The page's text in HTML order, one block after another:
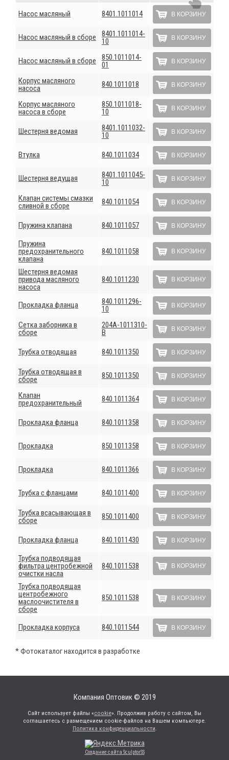
Насос масляный 8401.1011014 В КОРЗИНУ
Насос масляный в сборе
8401.1011014-
10
В КОРЗИНУ
Насос масляный в сборе
850.1011014-
01
В КОРЗИНУ
Корпус масляного
насоса
840.1011018 В КОРЗИНУ
Корпус масляного
насоса в сборе
850.1011018-
10
В КОРЗИНУ
Шестерня ведомая
8401.1011032-
10
В КОРЗИНУ
Втулка 840.1011034 В КОРЗИНУ
Шестерня ведущая
8401.1011045-
10
В КОРЗИНУ
Клапан системы смазки
сливной в сборе
840.1011054 В КОРЗИНУ
Пружина клапана 840.1011057 В КОРЗИНУ
Пружина
предохранительного
клапана
840.1011058 В КОРЗИНУ
Шестерня ведомая
привода масляного
насоса
840.1011230 В КОРЗИНУ
Прокладка фланца
840.1011296-
10
В КОРЗИНУ
Сетка заборника в
сборе
204А-1011310-
В
В КОРЗИНУ
Трубка отводящая 840.1011350 В КОРЗИНУ
Трубка отводящая в
сборе
850.1011350 В КОРЗИНУ
Клапан
предохранительный
840.1011364 В КОРЗИНУ
Прокладка фланца 840.1011358 В КОРЗИНУ
Прокладка 850 1011358 В КОРЗИНУ
Прокладка 840.1011366 В КОРЗИНУ
Трубка с фланцами 840.1011400 В КОРЗИНУ
Трубка всасывающая в
сборе
850.1011400 В КОРЗИНУ
Прокладка фланца 840.1011430 В КОРЗИНУ
Трубка подводящая
фильтра центробежной
очистки насла
840.1011538 В КОРЗИНУ
Трубка подводящая
центробежного
маслоочистителя в
сборе
850.1011538 В КОРЗИНУ
Прокладка корпуса 840.1011544 В КОРЗИНУ
* Фотокаталог находится в разработке
Компания Оптовик © 2019
Сайт использует файлы «cookie». Продолжив работу с сайтом, Вы
соглашаетесь с размещением cookie-файлов на Вашем компьютере.
Политика конфиденциальности.
Создание сайта SculptorSS